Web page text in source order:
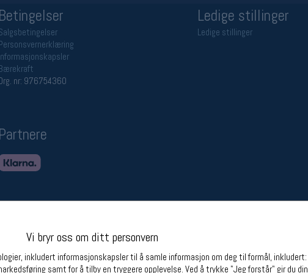
Vi bryr oss om ditt personvern
inkludert informasjonskapsler til å samle informasjon om deg til formål, inkludert:
samt for å tilby en tryggere opplevelse. Ved å trykke "Jeg forstår" gir du din
Betingelser
nr: 976754360
Ledige stillinger
Ledige stillinger
Partnere